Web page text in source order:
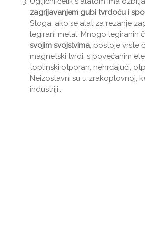
zagrijavanjem gubi tvrdoću i
Stoga, ako se alat za rezanje
legirani metal. Mnogo legiranih
svojim svojstvima, postoje vrste
magnetski tvrdi, s povećanim
toplinski otporan, nehrđajući,
Neizostavni su u zrakoplovnoj,
industriji..